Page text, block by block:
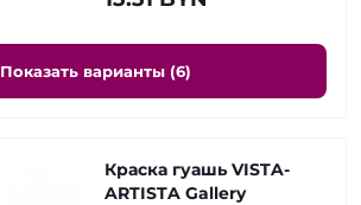
Показать варианты (6)
Краска гуашь VISTA-
ARTISTA Gallery